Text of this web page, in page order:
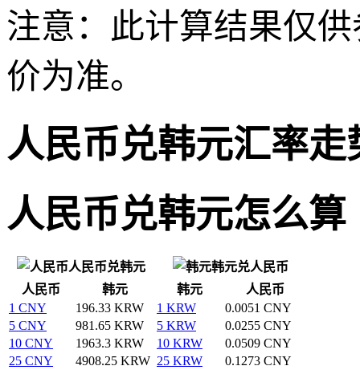
注意：此计算结果仅
价为准。
人民币兑韩元汇率走
人民币兑韩元怎么算
人民币兑韩元
韩元兑人民币
人民币
韩元 韩元
人民币
1 CNY
196.33 KRW 1 KRW
0.0051 CNY
5 CNY
981.65 KRW 5 KRW
0.0255 CNY
10 CNY
1963.3 KRW 10 KRW
0.0509 CNY
25 CNY
4908.25 KRW 25 KRW
0.1273 CNY